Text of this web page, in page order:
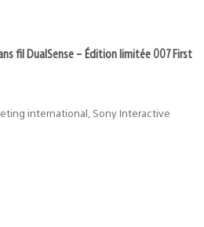
fil DualSense – Édition limitée 007 First
international, Sony Interactive